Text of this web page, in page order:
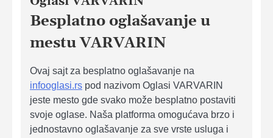
Besplatno oglašavanje u
mestu VARVARIN
Ovaj sajt za besplatno oglašavanje na
infooglasi.rs pod nazivom Oglasi VARVARIN
jeste mesto gde svako može besplatno postaviti
svoje oglase. Naša platforma omogućava brzo i
jednostavno oglašavanje za sve vrste usluga i